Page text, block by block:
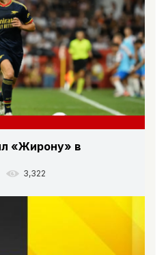
«Жирону» в
3,322